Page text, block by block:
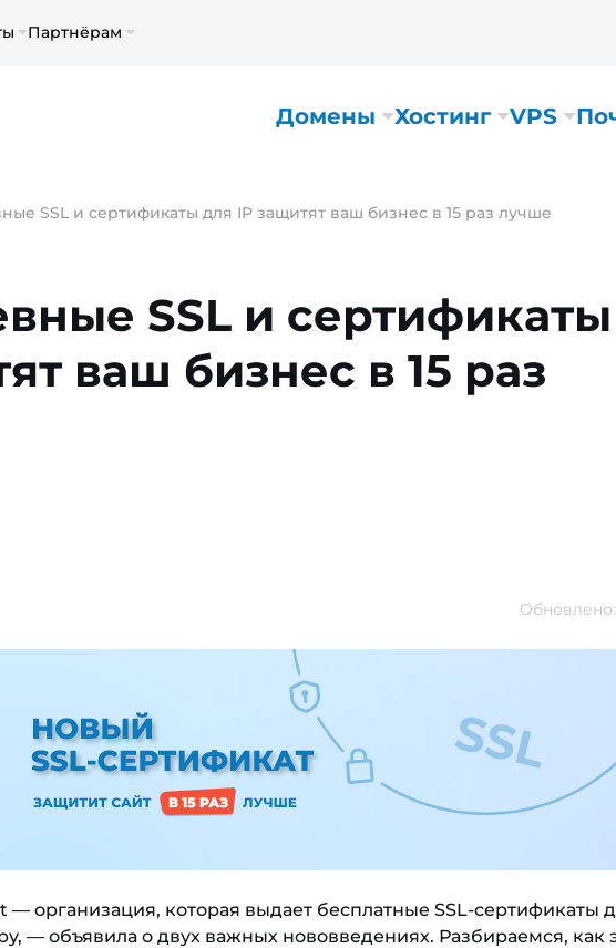
Домены Хостинг VPS
Партнёрам
SSL и сертификаты для IP защитят ваш бизнес в 15 раз лучше
SSL и сертификаты
ваш бизнес в 15 раз
Обновлено:
— организация, которая выдает бесплатные SSL-сертификаты
— объявила о двух важных нововведениях. Разбираемся, как